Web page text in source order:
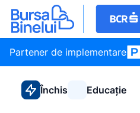
Partener de implementare
Închis Educație